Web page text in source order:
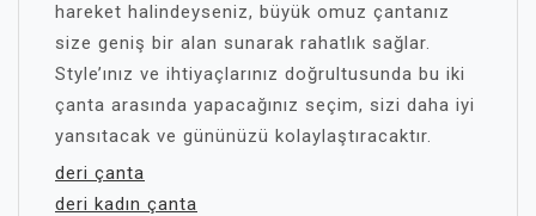
hareket halindeyseniz, büyük omuz çantanız
size geniş bir alan sunarak rahatlık sağlar.
Style’ınız ve ihtiyaçlarınız doğrultusunda bu iki
çanta arasında yapacağınız seçim, sizi daha iyi
yansıtacak ve gününüzü kolaylaştıracaktır.
deri çanta
deri kadın çanta